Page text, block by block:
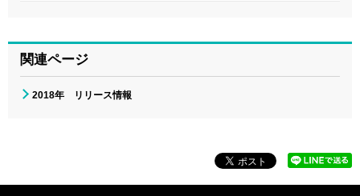
関連ページ
2018年 リリース情報